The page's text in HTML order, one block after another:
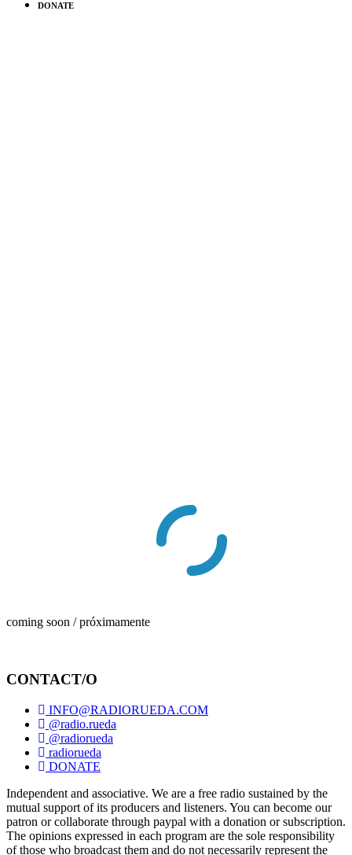
DONATE
coming soon / próximamente
CONTACT/O
INFO@RADIORUEDA.COM
@radio.rueda
@radiorueda
radiorueda
DONATE
Independent and associative. We are a free radio sustained by the
mutual support of its producers and listeners. You can become our
patron or collaborate through paypal with a donation or subscription.
The opinions expressed in each program are the sole responsibility
of those who broadcast them and do not necessarily represent the